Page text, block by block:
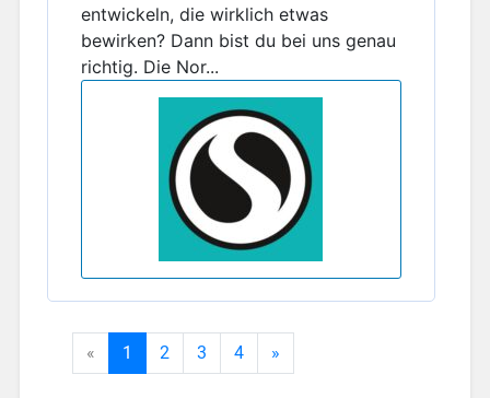
entwickeln, die wirklich etwas
bewirken? Dann bist du bei uns genau
richtig. Die Nor...
« 1 2 3 4 »